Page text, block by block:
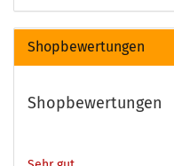
Shopbewertungen
Shopbewertungen